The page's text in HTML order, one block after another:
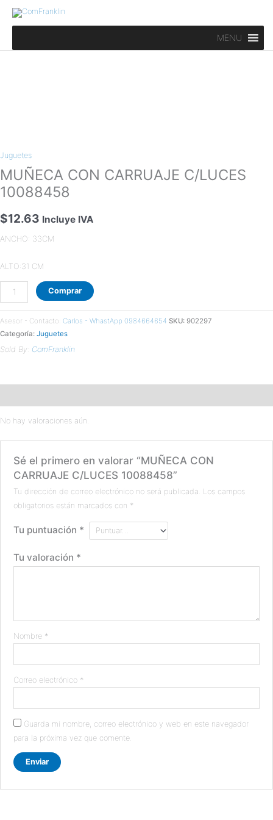
MENU
Juguetes
MUÑECA CON CARRUAJE C/LUCES
10088458
$12.63 Incluye IVA
ANCHO: 33CM
ALTO:31 CM
CARRUAJE
C/LUCES
10088458
cantidad
Comprar
Asesor - Contacto: Carlos - WhastApp 0984664654 SKU: 902297
Categoría: Juguetes
Sold By: ComFranklin
No hay valoraciones aún.
Sé el primero en valorar “MUÑECA CON
CARRUAJE C/LUCES 10088458”
Tu dirección de correo electrónico no será publicada. Los campos
obligatorios están marcados con *
Tu puntuación *
Tu valoración *
Nombre *
Correo electrónico *
Guarda mi nombre, correo electrónico y web en este navegador
para la próxima vez que comente.